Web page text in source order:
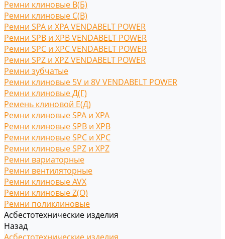
Ремни клиновые В(Б)
Ремни клиновые С(B)
Ремни SPA и XPA VENDABELT POWER
Ремни SPB и XPB VENDABELT POWER
Ремни SPC и XPC VENDABELT POWER
Ремни SPZ и XPZ VENDABELT POWER
Ремни зубчатые
Ремни клиновые 5V и 8V VENDABELT POWER
Ремни клиновые Д(Г)
Ремень клиновой Е(Д)
Ремни клиновые SPA и XPA
Ремни клиновые SPB и XPB
Ремни клиновые SPC и XPC
Ремни клиновые SPZ и XPZ
Ремни вариаторные
Ремни вентиляторные
Ремни клиновые AVX
Ремни клиновые Z(O)
Ремни поликлиновые
Асбестотехнические изделия
Назад